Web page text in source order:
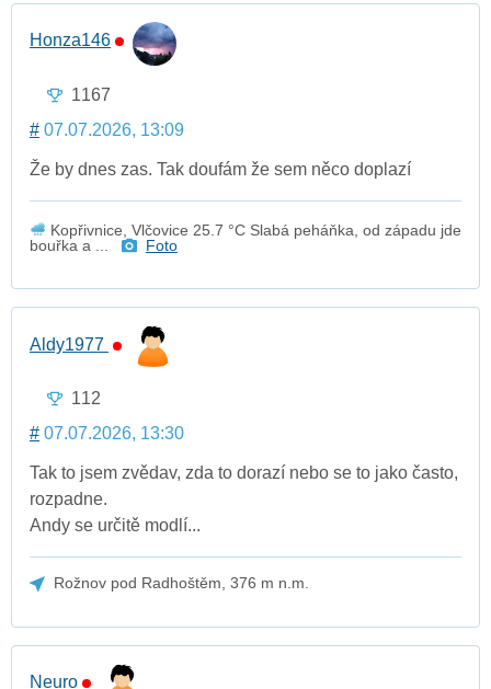
Honza146
1167
# 07.07.2026, 13:09
Že by dnes zas. Tak doufám že sem něco doplazí
Kopřivnice, Vlčovice 25.7 °C Slabá peháňka, od západu jde
bouřka a ...
Foto
Aldy1977
112
# 07.07.2026, 13:30
Tak to jsem zvědav, zda to dorazí nebo se to jako často,
rozpadne.
Andy se určitě modlí...
Rožnov pod Radhoštěm, 376 m n.m.
Neuro